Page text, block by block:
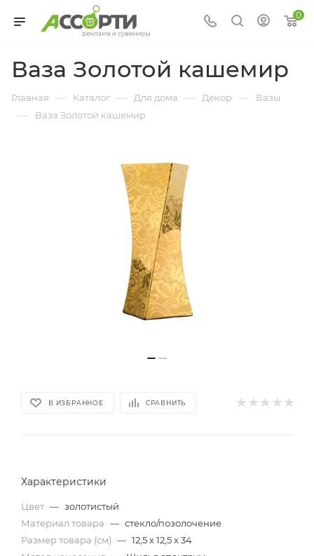
0
Ваза Золотой кашемир
Главная — Каталог — Для дома — Декор — Вазы
— Ваза Золотой кашемир
В ИЗБРАННОЕ СРАВНИТЬ
Характеристики
Цвет — золотистый
Материал товара — стекло/позолочение
Размер товара (см) — 12,5 х 12,5 х 34